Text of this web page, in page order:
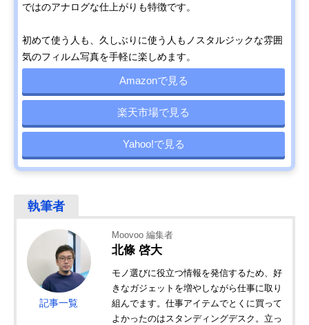
ではのアナログな仕上がりも特徴です。
初めて使う人も、久しぶりに使う人もノスタルジックな雰囲
気のフィルム写真を手軽に楽しめます。
Amazonで見る
楽天市場で見る
Yahoo!で見る
記事一覧
Moovoo 編集者
北條 啓大
モノ選びに役立つ情報を発信するため、好
きなガジェットを増やしながら仕事に取り
組んでます。仕事アイテムでとくに買って
よかったのはスタンディングデスク。立っ